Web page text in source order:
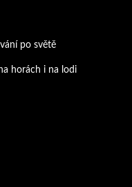
po světě
horách i na lodi